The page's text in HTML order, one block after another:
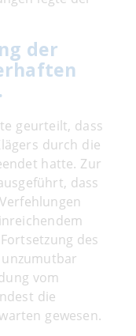
der
geurteilt, dass
durch die
hatte. Zur
dass
des
vom
die
gewesen.